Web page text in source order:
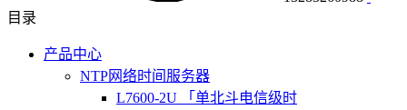
目录
产品中心
NTP网络时间服务器
L7600-2U 「单北斗电信级时